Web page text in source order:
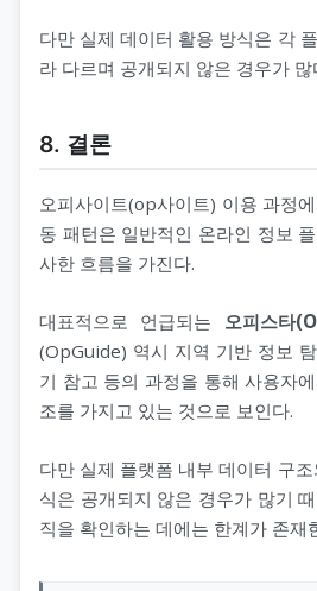
다만 실제 데이터 활용 방식은 각
라 다르며 공개되지 않은 경우가
8. 결론
오피사이트(op사이트) 이용 과정
동 패턴은 일반적인 온라인 정보
사한 흐름을 가진다.
대표적으로 언급되는 오피스타
(OpGuide) 역시 지역 기반 정보
기 참고 등의 과정을 통해 사용자
조를 가지고 있는 것으로 보인다.
다만 실제 플랫폼 내부 데이터 구
식은 공개되지 않은 경우가 많기
직을 확인하는 데에는 한계가 존재